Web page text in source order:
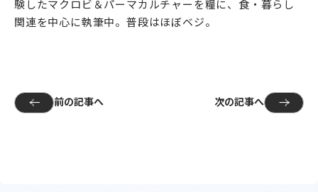
験したマクロビ＆パーマカルチャーを糧に、食・暮らし
関連を中心に執筆中。普段はほぼベジ。
前の記事へ 次の記事へ